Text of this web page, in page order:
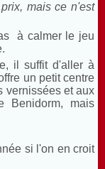
mais ce n'est
à calmer le jeu
il suffit d'aller à
un petit centre
vernissées et aux
Benidorm, mais
si l'on en croit